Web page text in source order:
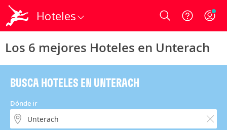
Hoteles Login
Los 6 mejores Hoteles en Unterach
BUSCA HOTELES EN UNTERACH
Dónde ir